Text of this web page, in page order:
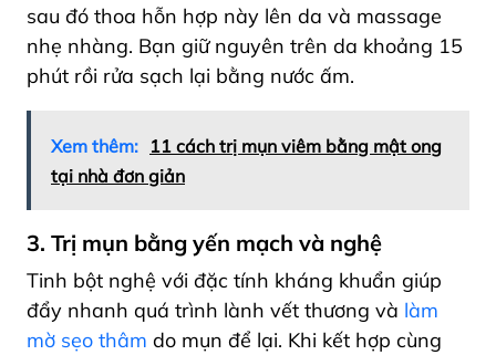
sau đó thoa hỗn hợp này lên da và massage
nhẹ nhàng. Bạn giữ nguyên trên da khoảng 15
phút rồi rửa sạch lại bằng nước ấm.
Xem thêm: 11 cách trị mụn viêm bằng mật ong
tại nhà đơn giản
3. Trị mụn bằng yến mạch và nghệ
Tinh bột nghệ với đặc tính kháng khuẩn giúp
đẩy nhanh quá trình lành vết thương và làm
mờ sẹo thâm do mụn để lại. Khi kết hợp cùng